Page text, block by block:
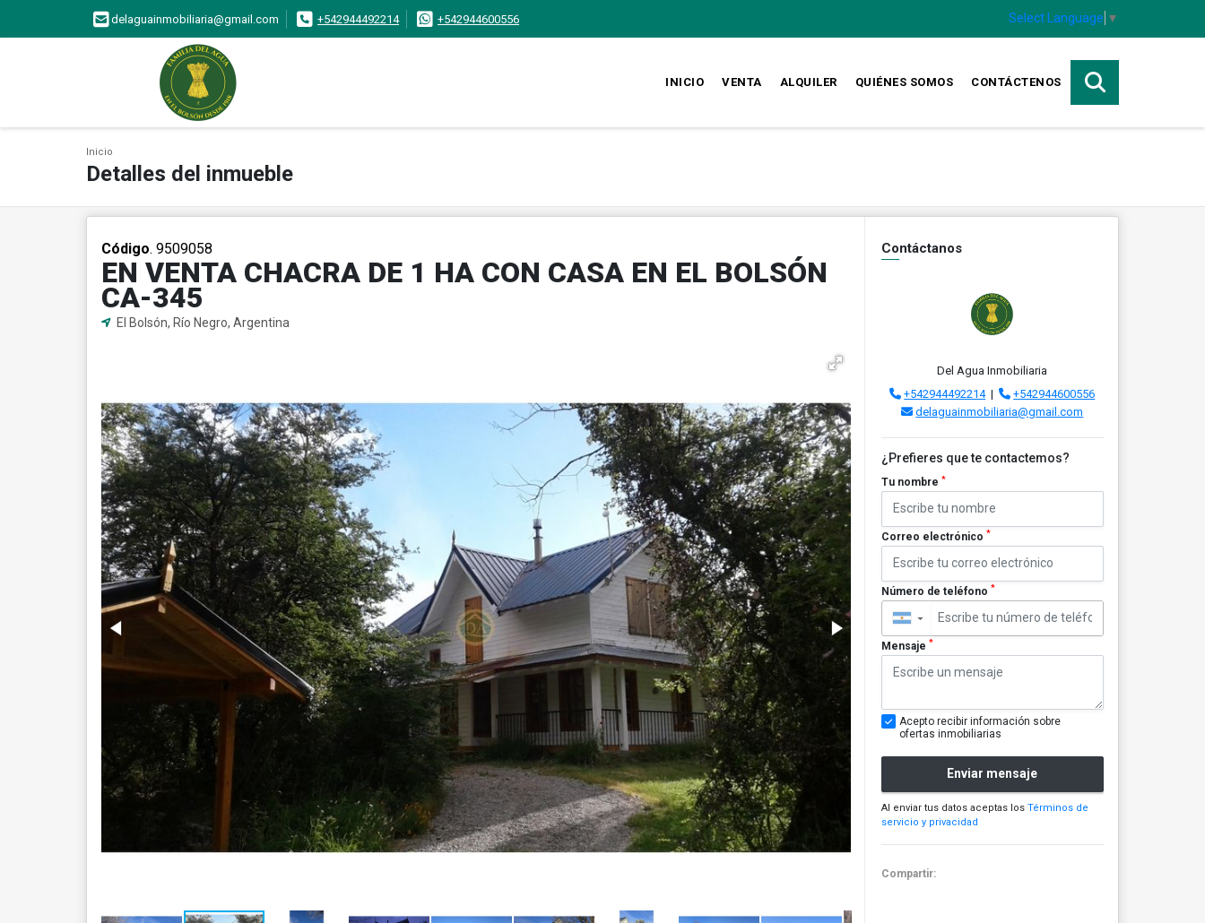
delaguainmobiliaria@gmail.com +542944492214 +542944600556 Select Language ▼
INICIO VENTA ALQUILER QUIÉNES SOMOS CONTÁCTENOS
Inicio
Detalles del inmueble
Código. 9509058
EN VENTA CHACRA DE 1 HA CON CASA EN EL BOLSÓN
CA-345
El Bolsón, Río Negro, Argentina
Contáctanos
Del Agua Inmobiliaria
+542944492214|
+542944600556
delaguainmobiliaria@gmail.com
¿Prefieres que te contactemos?
Tu nombre *
Correo electrónico *
Número de teléfono *
▼
Mensaje *
Acepto recibir información sobre
ofertas inmobiliarias
Enviar mensaje
Al enviar tus datos aceptas los Términos de
servicio y privacidad
Compartir: